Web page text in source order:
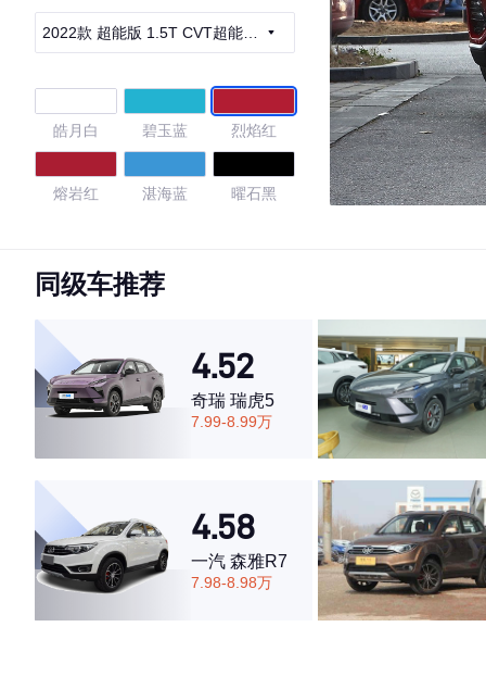
2022款 超能版 1.5T CVT超能勇
皓月白 碧玉蓝 烈焰红
熔岩红 湛海蓝 曜石黑
红
4.7
·外观表现较为优秀，优于50%同级车
·内饰表现较为优秀，优于50%同级车
·空间表现一般，低于57%同级车
同级车推荐
4.52
奇瑞 瑞虎5
7.99-8.99万
4.58
一汽 森雅R7
7.98-8.98万